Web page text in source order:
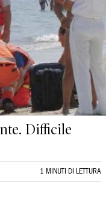
Difficile
1 MINUTI DI LETTURA